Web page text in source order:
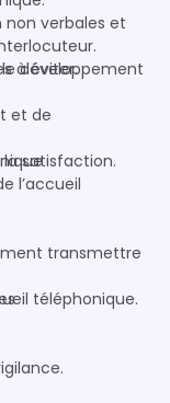
verbales et
à éviter.
développement
et de
satisfaction.
l’accueil
transmettre
téléphonique.